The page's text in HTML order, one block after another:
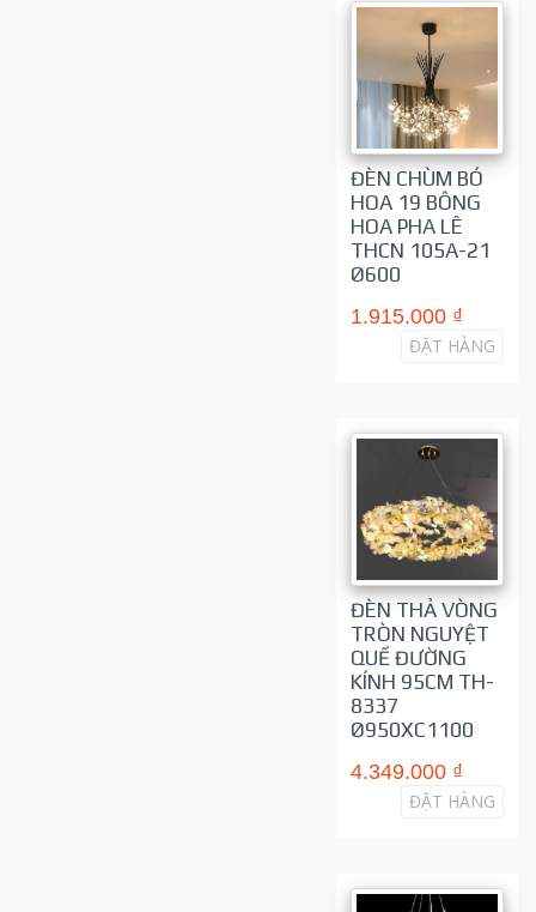
ĐÈN CHÙM BÓ
HOA 19 BÔNG
HOA PHA LÊ
THCN 105A-21
Ø600
1.915.000 ₫
ĐẶT HÀNG
ĐÈN THẢ VÒNG
TRÒN NGUYỆT
QUẾ ĐƯỜNG
KÍNH 95CM TH-
8337
Ø950XC1100
4.349.000 ₫
ĐẶT HÀNG